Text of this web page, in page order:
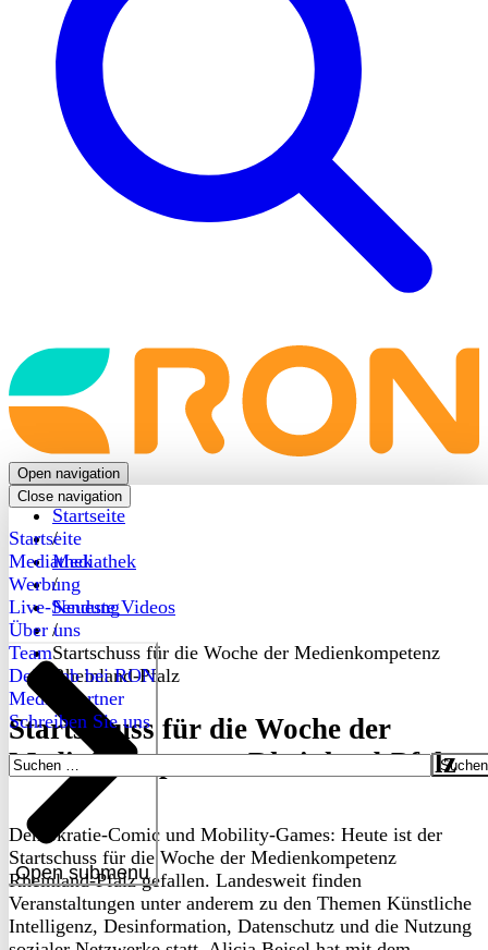
Back
to
frontpage
Open navigation
Close navigation
Startseite
Mediathek
Werbung
Live-Sendung
Über uns
Open submenu
Team
Dein Job bei RON
Medienpartner
Schreiben Sie uns
Suchen
Startseite
/
Mediathek
/
Neueste Videos
/
Startschuss für die Woche der Medienkompetenz
Rheinland-Pfalz
Startschuss für die Woche der
Medienkompetenz Rheinland-Pfalz
Demokratie-Comic und Mobility-Games: Heute ist der
Startschuss für die Woche der Medienkompetenz
Rheinland-Pfalz gefallen. Landesweit finden
Veranstaltungen unter anderem zu den Themen Künstliche
Intelligenz, Desinformation, Datenschutz und die Nutzung